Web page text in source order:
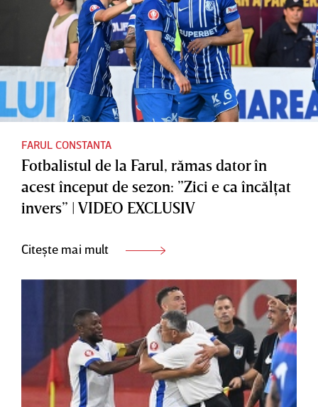
FARUL CONSTANTA
Fotbalistul de la Farul, rămas dator în
acest început de sezon: ”Zici e ca încălţat
invers” | VIDEO EXCLUSIV
Citește mai mult